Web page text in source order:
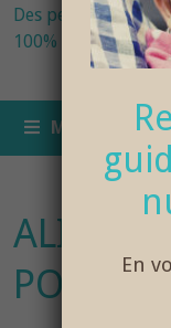
Des petits pots
100% bio et de
MENU
En